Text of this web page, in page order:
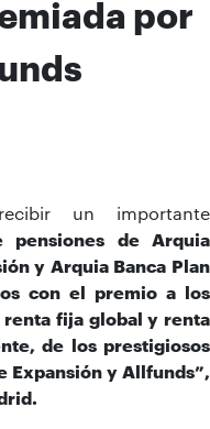
por
un importante
pensiones de Arquia
y Arquia Banca Plan
con el premio a los
renta fija global y renta
de los prestigiosos
Expansión y Allfunds”,